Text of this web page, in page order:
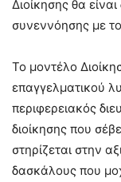
Διοίκησης θα
συνεννόησης με
Το μοντέλο
επαγγελματικού
περιφερειακός
διοίκησης που
στηρίζεται στην
δασκάλους που